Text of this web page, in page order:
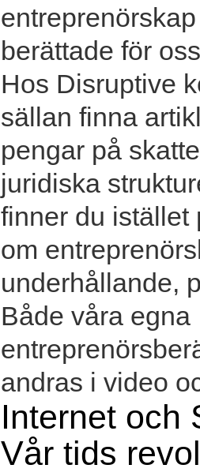
berättade för
Hos Disruptive
sällan finna
pengar på
juridiska
finner du istället
om
underhållande,
Både våra egna
andras i video
Internet och
Vår tids